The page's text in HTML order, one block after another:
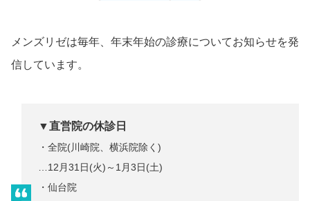
メンズリゼは毎年、年末年始の診療についてお知らせを発
信しています。
▼直営院の休診日
・全院(川崎院、横浜院除く)
…12月31日(火)～1月3日(土)
・仙台院